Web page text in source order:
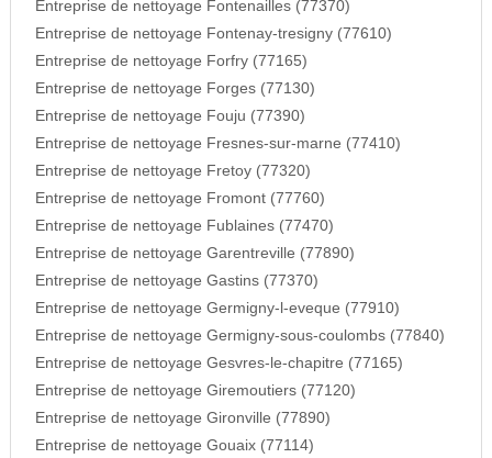
Entreprise de nettoyage Fontenailles (77370)
Entreprise de nettoyage Fontenay-tresigny (77610)
Entreprise de nettoyage Forfry (77165)
Entreprise de nettoyage Forges (77130)
Entreprise de nettoyage Fouju (77390)
Entreprise de nettoyage Fresnes-sur-marne (77410)
Entreprise de nettoyage Fretoy (77320)
Entreprise de nettoyage Fromont (77760)
Entreprise de nettoyage Fublaines (77470)
Entreprise de nettoyage Garentreville (77890)
Entreprise de nettoyage Gastins (77370)
Entreprise de nettoyage Germigny-l-eveque (77910)
Entreprise de nettoyage Germigny-sous-coulombs (77840)
Entreprise de nettoyage Gesvres-le-chapitre (77165)
Entreprise de nettoyage Giremoutiers (77120)
Entreprise de nettoyage Gironville (77890)
Entreprise de nettoyage Gouaix (77114)